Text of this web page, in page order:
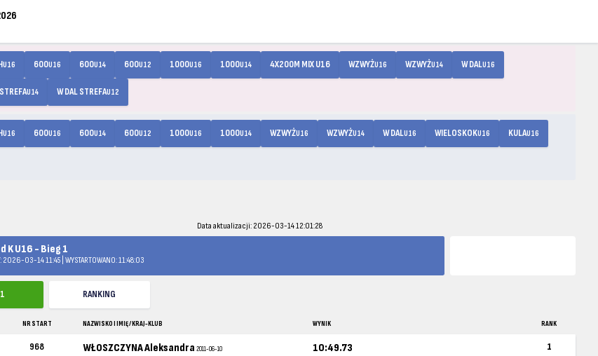
U16 600U16 600U14 600U12 1000U16 1000U14 4X200M MIX U16 WZWYŻU16 WZWYŻU14 W DALU16
U14 W DAL STREFAU12
U16 600U16 600U14 600U12 1000U16 1000U14 WZWYŻU16 WZWYŻU14 W DALU16 WIELOSKOKU16 KULAU16
Data aktualizacji: 2026-03-14 12:01:28
K U16 - Bieg 1
2026-03-14 11:45 | WYSTARTOWANO: 11:48:03
RANKING
NR START NAZWISKO I IMIĘ / KRAJ-KLUB WYNIK RANK
968 WŁOSZCZYNA Aleksandra2011-06-10 10:49.73 1